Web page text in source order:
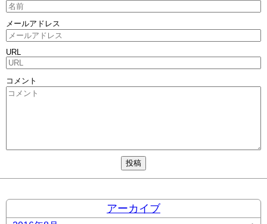
メールアドレス
URL
コメント
アーカイブ